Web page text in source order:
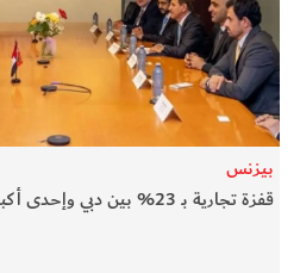
بيزنس
قفزة تجارية بـ 23% بين دبي وإحدى أكبر اقتصادات العالم